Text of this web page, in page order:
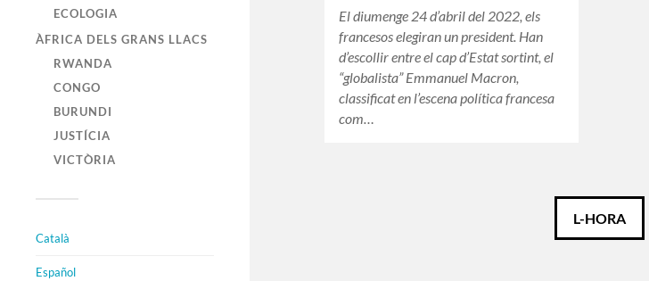
ECOLOGIA
ÀFRICA DELS GRANS LLACS
RWANDA
CONGO
BURUNDI
JUSTÍCIA
VICTÒRIA
Català
Español
El diumenge 24 d’abril del 2022, els
francesos elegiran un president. Han
d’escollir entre el cap d’Estat sortint, el
“globalista” Emmanuel Macron,
classificat en l’escena política francesa
com…
L-HORA